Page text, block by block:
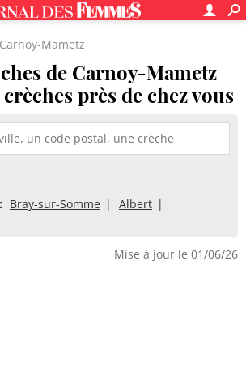
Carnoy-Mametz
de Carnoy-Mametz
près de chez vous
Bray-sur-Somme
Albert
Mise à jour le 01/06/26